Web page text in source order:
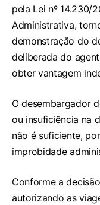
pela Lei nº 14.230/
Administrativa,
demonstração do
deliberada do
obter vantagem
O desembargador
ou insuficiência na
não é suficiente,
improbidade
Conforme a
autorizando as